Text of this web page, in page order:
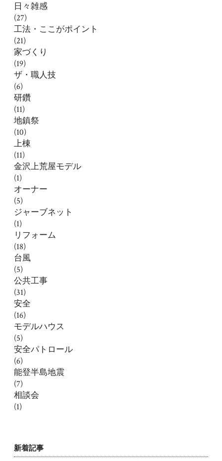
日々雑感
(27)
工法・ここがポイント
(21)
家づくり
(19)
ザ・職人技
(6)
研鑽
(11)
地鎮祭
(10)
上棟
(11)
金沢上荒屋モデル
(1)
オーナー
(5)
ジャーブネット
(1)
リフォーム
(18)
台風
(5)
公共工事
(31)
安全
(16)
モデルハウス
(5)
安全パトロール
(6)
能登半島地震
(7)
相談会
(1)
新着記事